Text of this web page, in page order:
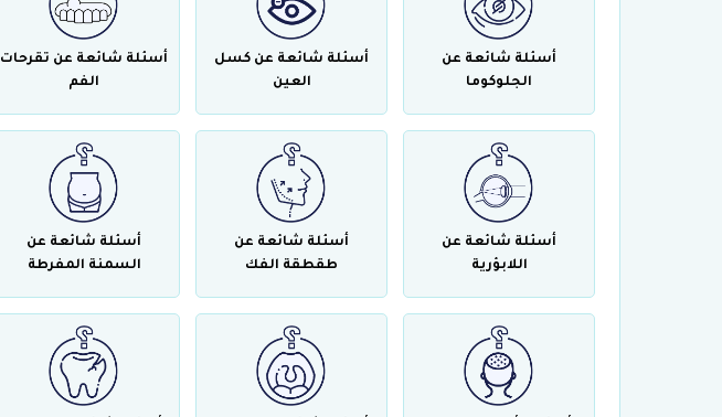
أسئلة شائعة عن
الجلوكوما
أسئلة شائعة عن كسل
العين
أسئلة شائعة عن تقرحات
الفم
أسئلة شائعة عن
اللابؤرية
أسئلة شائعة عن
طقطقة الفك
أسئلة شائعة عن
السمنة المفرطة